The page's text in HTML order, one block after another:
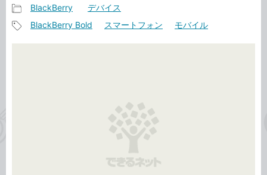
事
カ
BlackBerry デバイス
BlackBerry Bold スマートフォン モバイル